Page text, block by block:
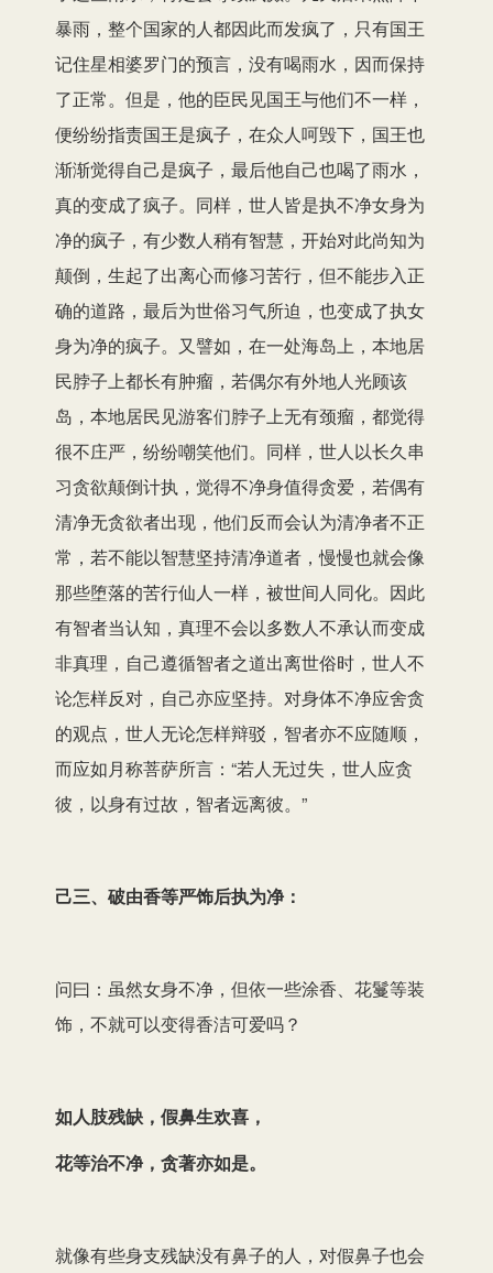
暴雨，整个国家的人都因此而发疯了，只有国王
记住星相婆罗门的预言，没有喝雨水，因而保持
了正常。但是，他的臣民见国王与他们不一样，
便纷纷指责国王是疯子，在众人呵毁下，国王也
渐渐觉得自己是疯子，最后他自己也喝了雨水，
真的变成了疯子。同样，世人皆是执不净女身为
净的疯子，有少数人稍有智慧，开始对此尚知为
颠倒，生起了出离心而修习苦行，但不能步入正
确的道路，最后为世俗习气所迫，也变成了执女
身为净的疯子。又譬如，在一处海岛上，本地居
民脖子上都长有肿瘤，若偶尔有外地人光顾该
岛，本地居民见游客们脖子上无有颈瘤，都觉得
很不庄严，纷纷嘲笑他们。同样，世人以长久串
习贪欲颠倒计执，觉得不净身值得贪爱，若偶有
清净无贪欲者出现，他们反而会认为清净者不正
常，若不能以智慧坚持清净道者，慢慢也就会像
那些堕落的苦行仙人一样，被世间人同化。因此
有智者当认知，真理不会以多数人不承认而变成
非真理，自己遵循智者之道出离世俗时，世人不
论怎样反对，自己亦应坚持。对身体不净应舍贪
的观点，世人无论怎样辩驳，智者亦不应随顺，
而应如月称菩萨所言：“若人无过失，世人应贪
彼，以身有过故，智者远离彼。”
己三、破由香等严饰后执为净：
问曰：虽然女身不净，但依一些涂香、花鬘等装
饰，不就可以变得香洁可爱吗？
如人肢残缺，假鼻生欢喜，
花等治不净，贪著亦如是。
就像有些身支残缺没有鼻子的人，对假鼻子也会